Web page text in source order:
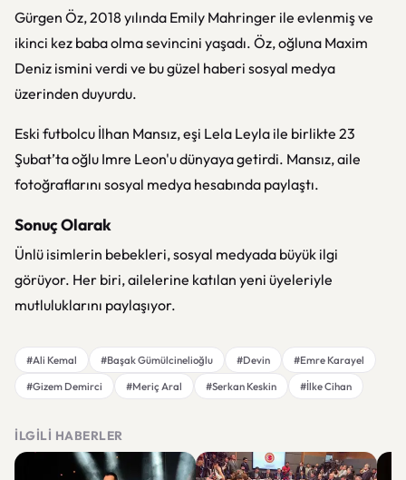
Gürgen Öz, 2018 yılında Emily Mahringer ile evlenmiş ve
ikinci kez baba olma sevincini yaşadı. Öz, oğluna Maxim
Deniz ismini verdi ve bu güzel haberi sosyal medya
üzerinden duyurdu.
Eski futbolcu İlhan Mansız, eşi Lela Leyla ile birlikte 23
Şubat’ta oğlu Imre Leon'u dünyaya getirdi. Mansız, aile
fotoğraflarını sosyal medya hesabında paylaştı.
Sonuç Olarak
Ünlü isimlerin bebekleri, sosyal medyada büyük ilgi
görüyor. Her biri, ailelerine katılan yeni üyeleriyle
mutluluklarını paylaşıyor.
#Ali Kemal #Başak Gümülcinelioğlu #Devin
#Emre Karayel
#Gizem Demirci
#Meriç Aral #Serkan Keskin #İlke Cihan
İLGILI HABERLER